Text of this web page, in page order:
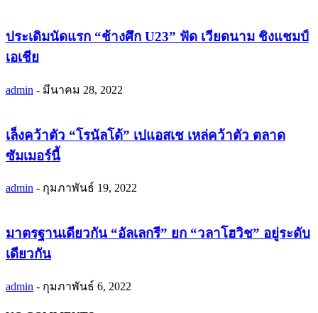
ประเดิมนัดแรก “ช้างศึก U23” ฟัด เวียดนาม ชิงแชมป์
เอเชีย
admin - มีนาคม 28, 2022
เล็งคว้าตัว “โรนัลโด้” เปแอสเช เหล่คว้าตัว ตลาด
ซัมเมอร์นี้
admin - กุมภาพันธ์ 19, 2022
มาตรฐานเดียวกัน “อัลเลกรี” ยก “วลาโฮวิช” อยู่ระดับ
เดียวกัน
admin - กุมภาพันธ์ 6, 2022